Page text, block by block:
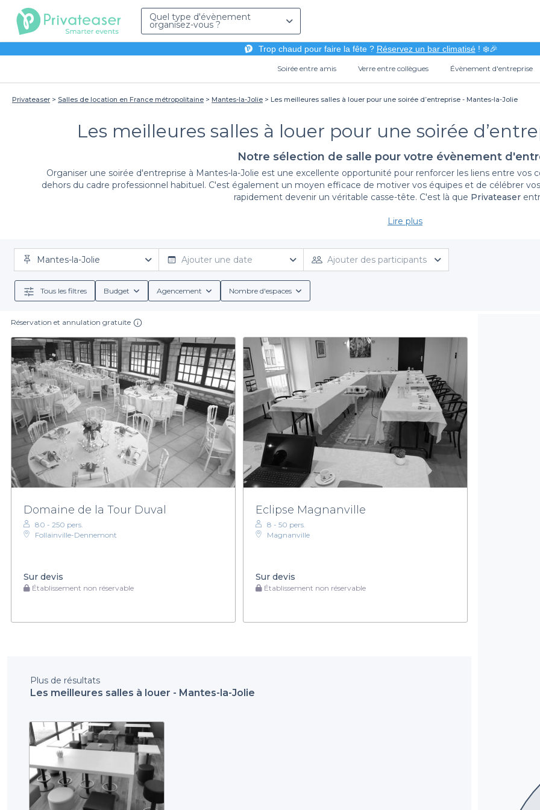
Quel type d'évènement
organisez-vous ?
Trop chaud pour faire la fête ? Réservez un bar climatisé! ❄️🎉
Soirée entre amis Verre entre collègues Évènement d'entreprise
Privateaser Salles de location en France métropolitaine Mantes-la-Jolie Les meilleures salles à louer pour une soirée d’entreprise - Mantes-la-Jolie
Les meilleures salles à louer pour une soirée
Notre sélection de salle pour votre évènement
Organiser une soirée d'entreprise à Mantes-la-Jolie est une excellente opportunité pour renforcer les liens entre vos
dehors du cadre professionnel habituel. C'est également un moyen efficace de motiver vos équipes et de célébrer
rapidement devenir un véritable casse-tête. C'est là que Privateaser
En choisissant Privateaser pour organiser votre soirée d'entreprise à Mantes-la-Jolie, vous accédez à une
d'événements professionnels. Nous vous proposons une expérience intuitive et efficace pour réserver l'établissement
vous pouvez comparer facilement les offres disponibles, qu’il s’agisse de salles de réunion modernes, de
L'un des grands avantages de Privateaser est la diversité des services que nous proposons lors de votre
conditions de réservation détaillées, vous permettant de personnaliser votre événement selon vos besoins. Que
options de traiteur
, ou desboissons adaptées
, nous vous mettons en relation avec des lieux capables de répondre à
chaque espace soit équipé de toutes les commodités nécessaires pour garantir le bon
En somme, organiser votre soirée d'entreprise à Mantes-la-Jolie n’a jamais été aussi simple. Avec Privateaser, vous
idéale. N'hésitez pas à explorer notre plateforme pour découvrir toutes les options qui s'offrent à vous et réservez
moment inoubliable.
Lire plus
Mantes-la-Jolie Ajouter une date Ajouter des participants
Tous les filtres Budget Agencement Nombre d'espaces
Réservation et annulation gratuite
Domaine de la Tour Duval
80 - 250 pers.
Follainville-Dennemont
Sur devis
Établissement non réservable
Eclipse Magnanville
8 - 50 pers.
Magnanville
Sur devis
Établissement non réservable
Plus de résultats
Les meilleures salles à louer - Mantes-la-Jolie